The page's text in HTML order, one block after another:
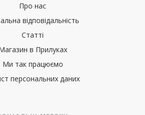
Про нас
відповідальність
Статті
в Прилуках
Ми так працюємо
персональних даних